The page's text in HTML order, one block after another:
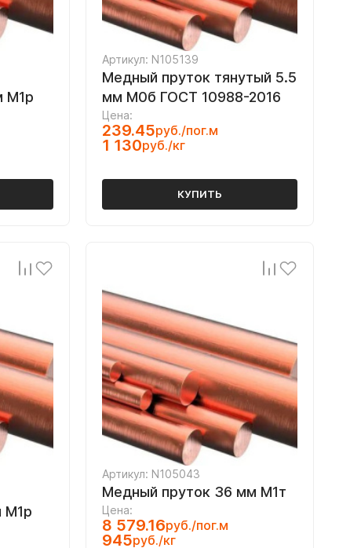
М1р
Артикул: N105139
Медный пруток тянутый 5.5
мм М0б ГОСТ 10988-2016
Цена:
239.45руб./пог.м
1 130руб./кг
КУПИТЬ
М1р
Артикул: N105043
Медный пруток 36 мм М1т
Цена:
8 579.16руб./пог.м
945руб./кг